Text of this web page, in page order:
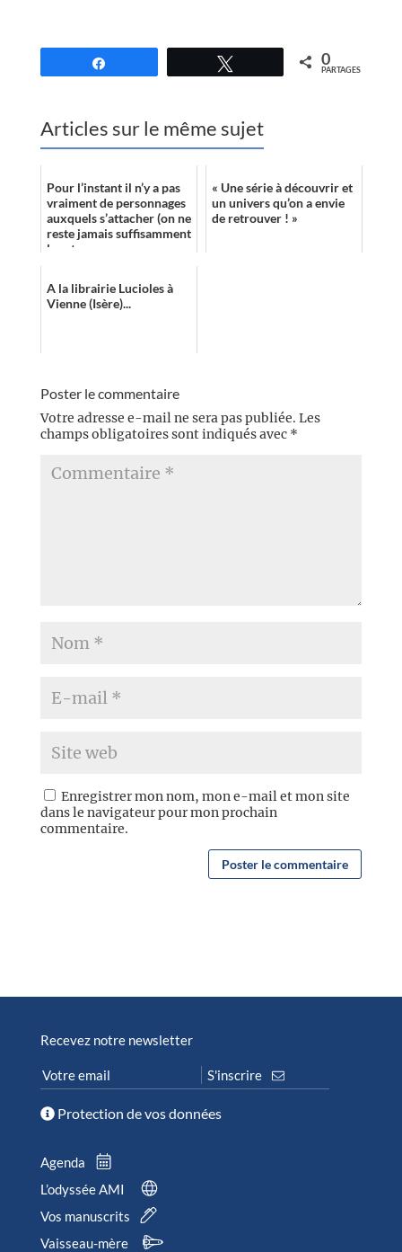
0
PARTAGES
Articles sur le même sujet
Pour l’instant il n’y a pas
vraiment de personnages
auxquels s’attacher (on ne
reste jamais suffisamment
longtemps avec eux pour
« Une série à découvrir et
un univers qu’on a envie
de retrouver ! »
A la librairie Lucioles à
Vienne (Isère)...
Poster le commentaire
Votre adresse e-mail ne sera pas publiée. Les
champs obligatoires sont indiqués avec *
Enregistrer mon nom, mon e-mail et mon site
dans le navigateur pour mon prochain
commentaire.
Recevez notre newsletter
Protection de vos données
Agenda
L’odyssée AMI
Vos manuscrits
Vaisseau-mère